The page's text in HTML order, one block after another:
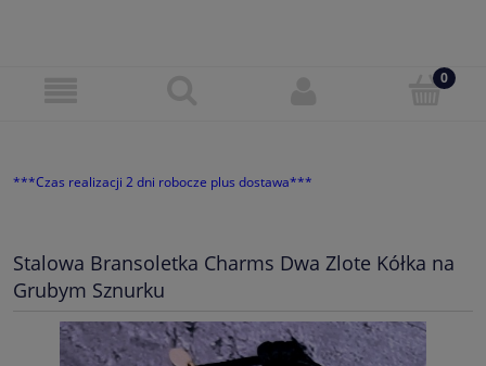
***Czas realizacji 2 dni robocze plus dostawa***
Stalowa Bransoletka Charms Dwa Zlote Kółka na
Grubym Sznurku